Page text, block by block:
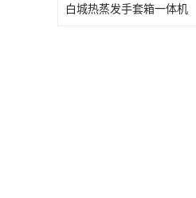
白城热蒸发手套箱一体机